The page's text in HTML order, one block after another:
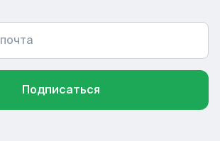
Подписаться